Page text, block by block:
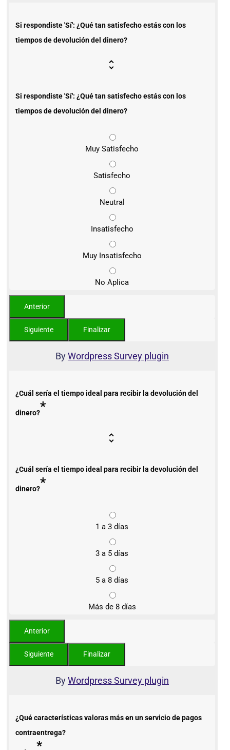
Si respondiste 'Sí': ¿Qué tan satisfecho estás con los
tiempos de devolución del dinero?
Si respondiste 'Sí': ¿Qué tan satisfecho estás con los
tiempos de devolución del dinero?
Muy Satisfecho
Satisfecho
Neutral
Insatisfecho
Muy Insatisfecho
No Aplica
ByWordpress Survey plugin
¿Cuál sería el tiempo ideal para recibir la devolución del
dinero?*
¿Cuál sería el tiempo ideal para recibir la devolución del
dinero?*
1 a 3 días
3 a 5 días
5 a 8 días
Más de 8 días
ByWordpress Survey plugin
¿Qué características valoras más en un servicio de pagos
contraentrega?
*